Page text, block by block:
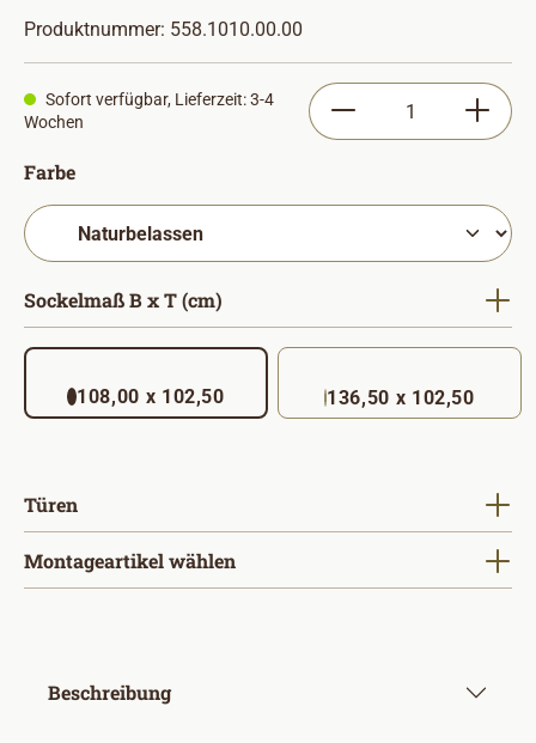
Produktnummer: 558.1010.00.00
Sofort verfügbar, Lieferzeit: 3-4
Wochen
Produkt Anzahl:
Farbeauswählen
Sockelmaß B x T (cm)
108,00 x 102,50 136,50 x 102,50
Türen
Montageartikel wählen
Beschreibung